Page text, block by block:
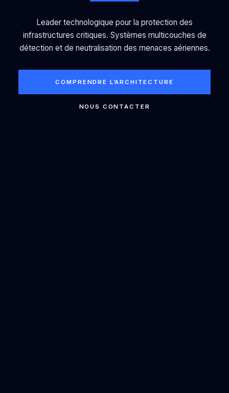
Leader technologique pour la protection des
infrastructures critiques. Systèmes multicouches de
détection et de neutralisation des menaces aériennes.
COMPRENDRE L’ARCHITECTURE
NOUS CONTACTER